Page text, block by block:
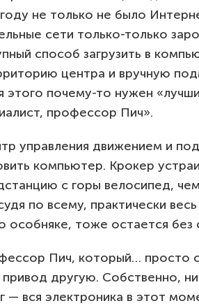
не только не было
сети только-только
способ загрузить в
центра и вручную
этого почему-то нужен
профессор Пич».
управления движением и
компьютер. Крокер
с горы велосипед,
по всему, практически
особняке, тоже остается без
Пич, который… просто
привод другую. Собственно,
— вся электроника в этот